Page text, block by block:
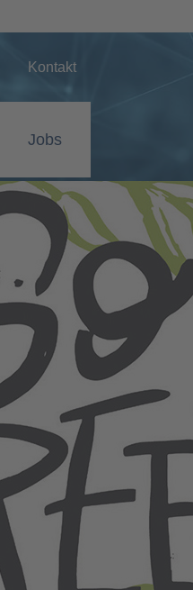
Kontakt
Jobs